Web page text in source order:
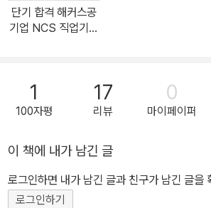
전략과목](자기개발/대인관계/정보/기술/조
전략적 학습 가능! 본 학습 전 '실력 점검 테
자신의 실력과 학습 방향을 파악하고, '맞춤
핵심이론부터 실전모의고사까지 한 번에 끝!
스템 1) 1단계: NCS 핵심이론 학습하기 - 핵심이론정리 '직업기초능
력 가이드북'의 방대한 내용 중 꼭 알아야 하는
단기 합격 해커스공
기업 NCS 직업기초
1
100자평
17
리뷰
0
마이페이퍼
이 책에 내가 남긴 글
로그인하면 내가 남긴 글과 친구가 남긴 글을
로그인하기